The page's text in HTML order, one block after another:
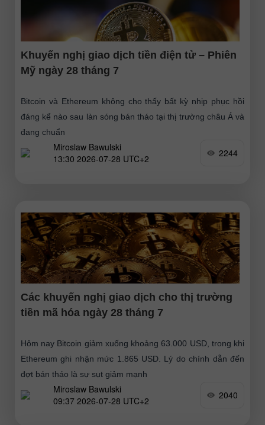
Khuyến nghị giao dịch tiền điện tử – Phiên
Mỹ ngày 28 tháng 7
Bitcoin và Ethereum không cho thấy bất kỳ nhịp phục hồi
đáng kể nào sau làn sóng bán tháo tại thị trường châu Á và
đang chuẩn
Miroslaw Bawulski
13:30 2026-07-28 UTC+2
2244
Các khuyến nghị giao dịch cho thị trường
tiền mã hóa ngày 28 tháng 7
Hôm nay Bitcoin giảm xuống khoảng 63.000 USD, trong khi
Ethereum ghi nhận mức 1.865 USD. Lý do chính dẫn đến
đợt bán tháo là sự sụt giảm mạnh
Miroslaw Bawulski
09:37 2026-07-28 UTC+2
2040